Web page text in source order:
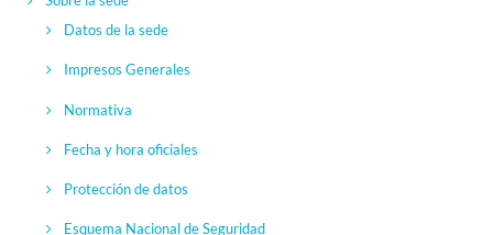
Datos de la sede
Impresos Generales
Normativa
Fecha y hora oficiales
Protección de datos
Esquema Nacional de Seguridad